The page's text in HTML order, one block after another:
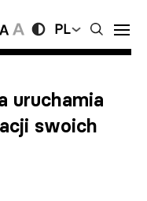
PL
uruchamia
swoich